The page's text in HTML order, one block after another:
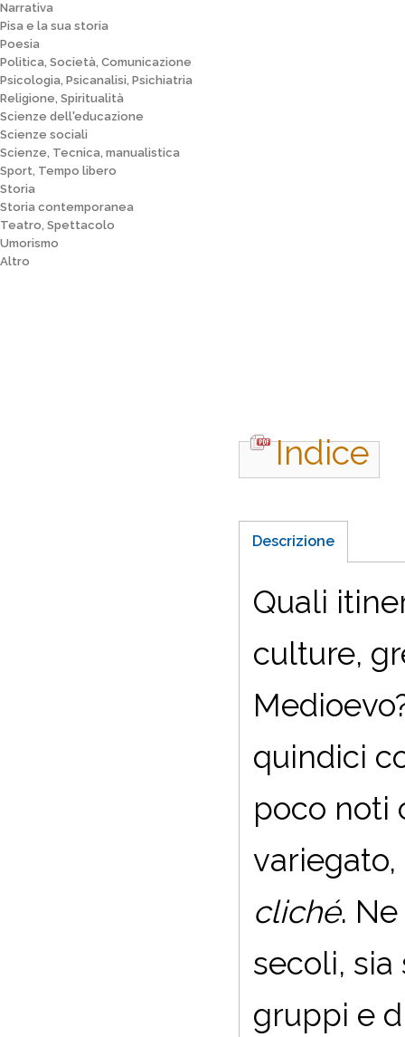
Narrativa
Pisa e la sua storia
Poesia
Politica, Società, Comunicazione
Psicologia, Psicanalisi, Psichiatria
Religione, Spiritualità
Scienze dell'educazione
Scienze sociali
Scienze, Tecnica, manualistica
Sport, Tempo libero
Storia
Storia contemporanea
Teatro, Spettacolo
Umorismo
Altro
Indice
Descrizione
Quali
culture,
quindici
poco noti
cliché.
secoli,
gruppi e